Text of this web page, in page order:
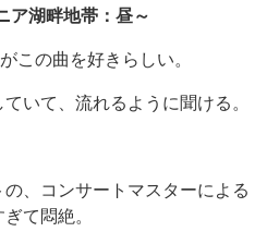
ア湖畔地帯：昼～
この曲を好きらしい。
いて、流れるように聞ける。
、コンサートマスターによる
て悶絶。